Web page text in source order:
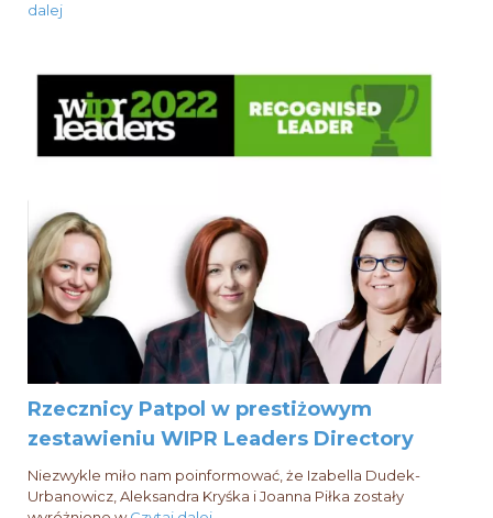
dalej
Rzecznicy Patpol w prestiżowym
zestawieniu WIPR Leaders Directory
Niezwykle miło nam poinformować, że Izabella Dudek-
Urbanowicz, Aleksandra Kryśka i Joanna Piłka zostały